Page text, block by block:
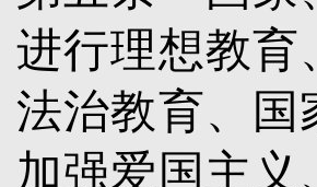
进行理想教育
法治教育、国
加强爱国主